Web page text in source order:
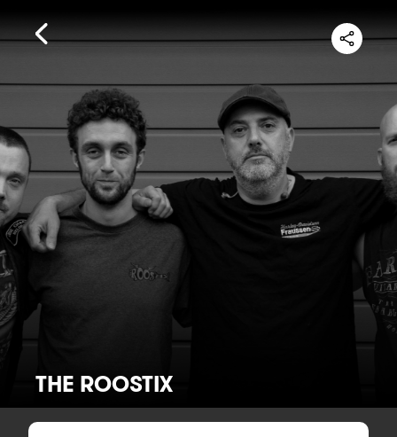
THE ROOSTIX